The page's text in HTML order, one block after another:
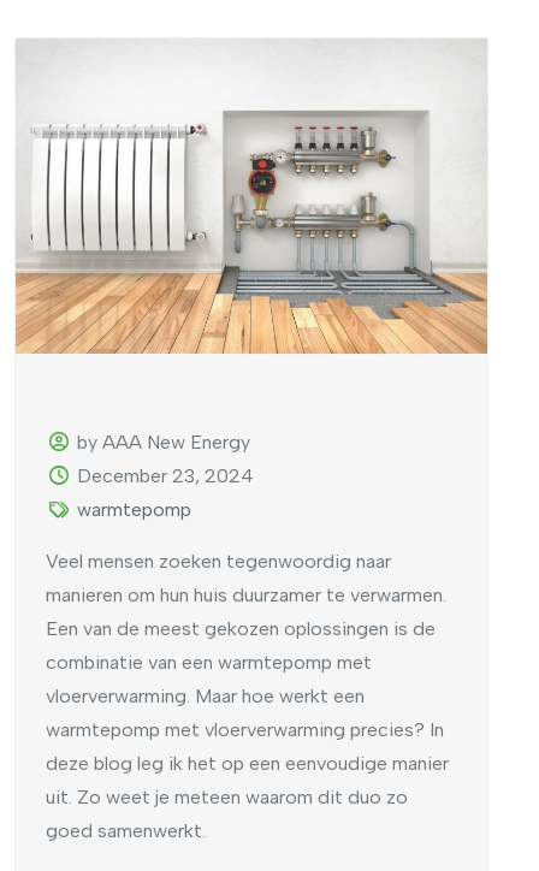
by AAA New Energy
December 23, 2024
warmtepomp
Veel mensen zoeken tegenwoordig naar
manieren om hun huis duurzamer te verwarmen.
Een van de meest gekozen oplossingen is de
combinatie van een warmtepomp met
vloerverwarming. Maar hoe werkt een
warmtepomp met vloerverwarming precies? In
deze blog leg ik het op een eenvoudige manier
uit. Zo weet je meteen waarom dit duo zo
goed samenwerkt.